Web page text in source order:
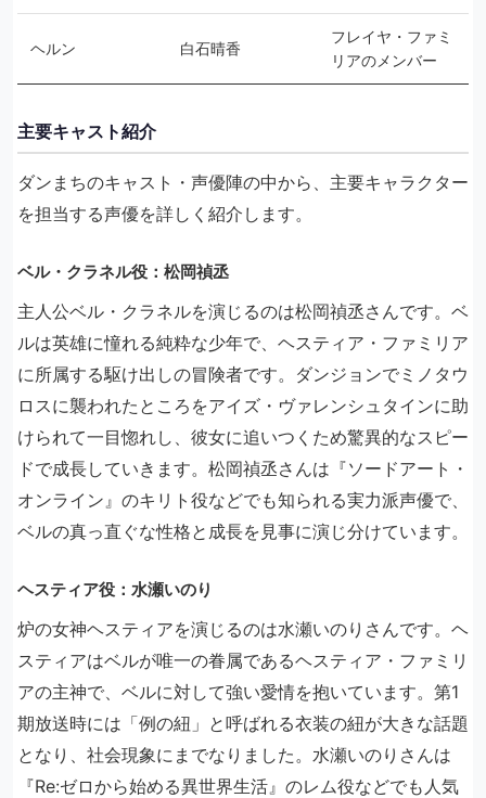
ヘルン 白石晴香
フレイヤ・ファミ
リアのメンバー
主要キャスト紹介
ダンまちのキャスト・声優陣の中から、主要キャラクター
を担当する声優を詳しく紹介します。
ベル・クラネル役：松岡禎丞
主人公ベル・クラネルを演じるのは松岡禎丞さんです。ベ
ルは英雄に憧れる純粋な少年で、ヘスティア・ファミリア
に所属する駆け出しの冒険者です。ダンジョンでミノタウ
ロスに襲われたところをアイズ・ヴァレンシュタインに助
けられて一目惚れし、彼女に追いつくため驚異的なスピー
ドで成長していきます。松岡禎丞さんは『ソードアート・
オンライン』のキリト役などでも知られる実力派声優で、
ベルの真っ直ぐな性格と成長を見事に演じ分けています。
ヘスティア役：水瀬いのり
炉の女神ヘスティアを演じるのは水瀬いのりさんです。ヘ
スティアはベルが唯一の眷属であるヘスティア・ファミリ
アの主神で、ベルに対して強い愛情を抱いています。第1
期放送時には「例の紐」と呼ばれる衣装の紐が大きな話題
となり、社会現象にまでなりました。水瀬いのりさんは
『Re:ゼロから始める異世界生活』のレム役などでも人気